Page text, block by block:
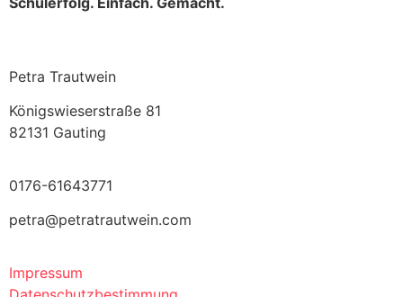
Petra Trautwein
Königswieserstraße 81
82131 Gauting
0176-61643771
petra@petratrautwein.com
Impressum